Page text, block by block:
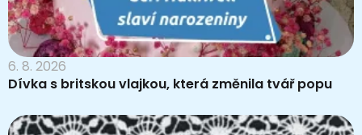
6. 8. 2026
Dívka s britskou vlajkou, která změnila tvář popu